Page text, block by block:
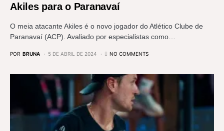
Akiles para o Paranavaí
O meia atacante Akiles é o novo jogador do Atlético Clube de
Paranavaí (ACP). Avaliado por especialistas como…
POR BRUNA 5 DE ABRIL DE 2024 NO COMMENTS